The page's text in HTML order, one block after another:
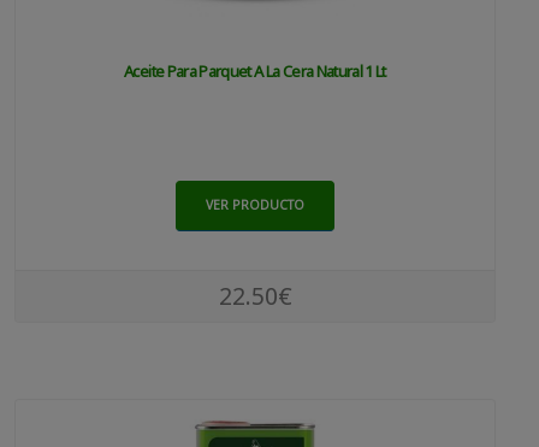
Aceite Para Parquet A La Cera Natural 1 Lt
VER PRODUCTO
22.50€